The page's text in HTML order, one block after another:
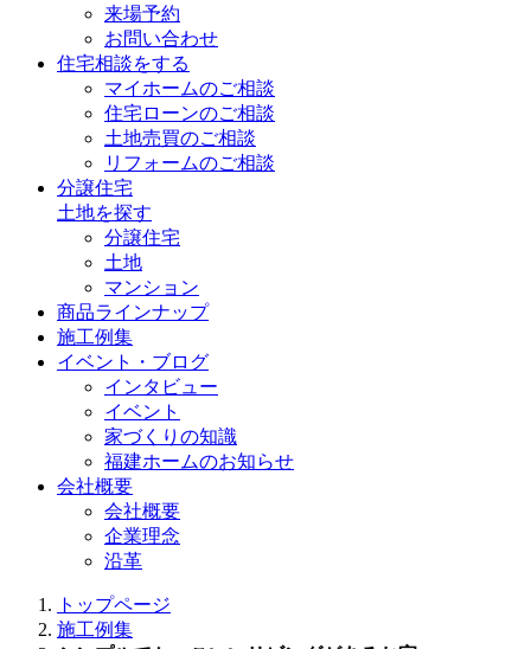
来場予約
お問い合わせ
住宅相談をする
マイホームのご相談
住宅ローンのご相談
土地売買のご相談
リフォームのご相談
分譲住宅
土地を探す
分譲住宅
土地
マンション
商品ラインナップ
施工例集
イベント・ブログ
インタビュー
イベント
家づくりの知識
福建ホームのお知らせ
会社概要
会社概要
企業理念
沿革
トップページ
施工例集